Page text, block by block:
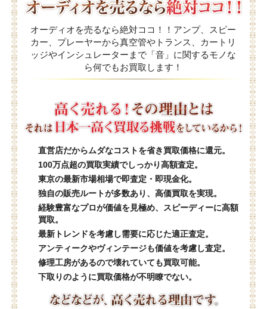
オーディオを売るなら絶対ココ！！アンプ、スピー
カー、プレーヤーから真空管やトランス、カートリ
ッジやインシュレーターまで「音」に関するモノな
ら何でもお買取します！
直営店だからムダなコストを省き買取価格に還元。
100万点超の買取実績でしっかり高額査定。
東京の最新市場相場で即査定・即現金化。
独自の販売ルートが多数あり、高価買取を実現。
経験豊富なプロが価値を見極め、スピーディーに高額
買取。
最新トレンドを考慮し需要に応じた適正査定。
アンティークやヴィンテージも価値を考慮し査定。
修理工房があるので壊れていても買取可能。
下取りのように買取価格が不明瞭でない。